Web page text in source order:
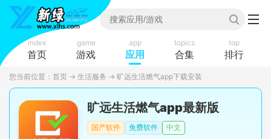
index
首页
game
游戏
app
应用
topics
合集
top
排行
您当前位置： 首页 → 生活服务 → 旷远生活燃气app下载安装
旷远生活燃气app最新版
国产软件 免费软件
中文